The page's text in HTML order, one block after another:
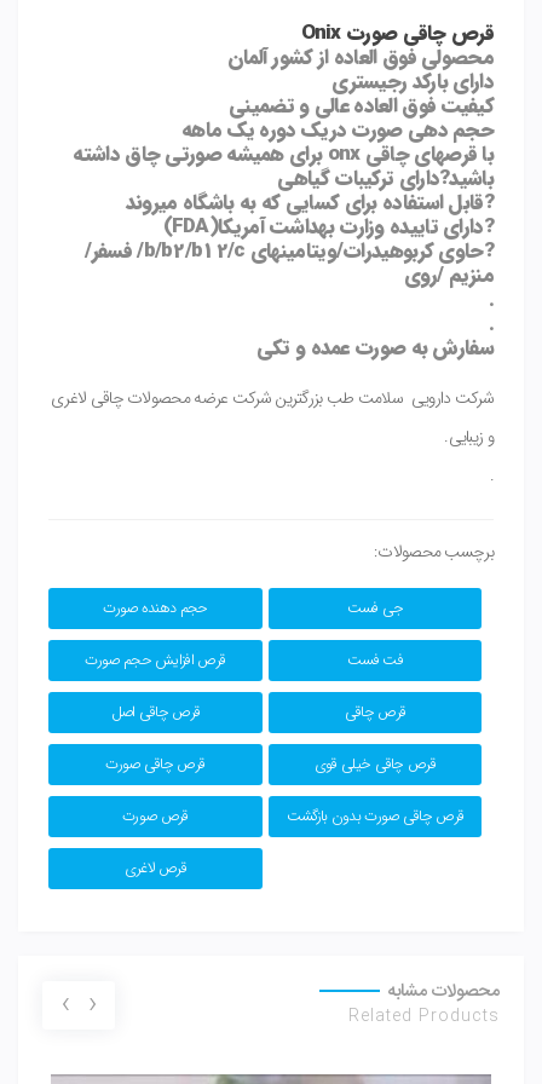
قرص چاقی صورت Onix
محصولی فوق العاده از کشور آلمان
دارای بارکد رجیستری
کیفیت فوق العاده عالی و تضمینی
حجم دهی صورت دریک دوره یک ماهه
با قرصهای چاقی onx برای همیشه صورتی چاق داشته
باشید?دارای ترکیبات گیاهی
?قابل استفاده برای کسایی که به باشگاه میروند
?دارای تاییده وزارت بهداشت آمریکا(FDA)
?حاوی کربوهیدرات/ویتامینهای b/b2/b12/c/ فسفر/
منزیم /روی
.
.
سفارش به صورت عمده و تکی
شرکت دارویی سلامت طب بزرگترین شرکت عرضه محصولات چاقی لاغری
و زیبایی.
.
برچسب محصولات:
جی فست حجم دهنده صورت
فت فست قرص افزایش حجم صورت
قرص چاقی قرص چاقی اصل
قرص چاقی خیلی قوی قرص چاقی صورت
قرص چاقی صورت بدون بازگشت قرص صورت
قرص لاغری
محصولات مشابه
Related Products
‹
›